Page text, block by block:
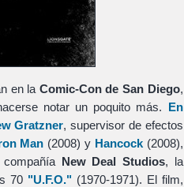
en la Comic-Con de San Diego,
notar un poquito más. En
Gratzner, supervisor de efectos
Man (2008) y Hancock(2008),
New Deal Studios, la
70 "U.F.O." (1970-1971). El film,